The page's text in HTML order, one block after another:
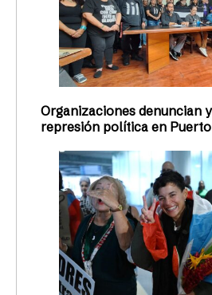
Organizaciones denuncian
represión política en